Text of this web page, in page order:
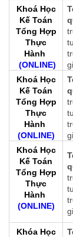
Khoá Học
Kế Toán
Tổng Hợp
Thực
Hành
(ONLINE)
Khoá Học
Kế Toán
Tổng Hợp
Thực
Hành
(ONLINE)
Khoá Học
Kế Toán
Tổng Hợp
Thực
Hành
(ONLINE)
Khóa Học